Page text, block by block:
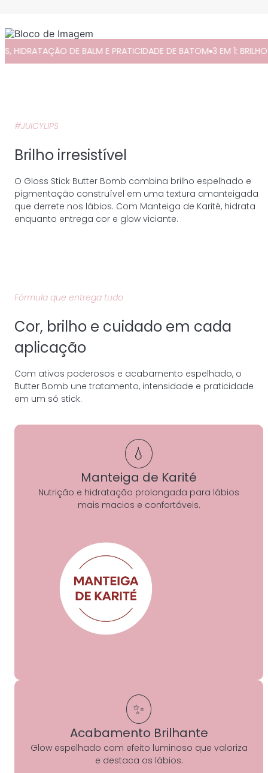
3 EM 1: BRILHO DE GLOSS, HIDRATAÇÃO DE BALM E PRATICIDADE
#JUICYLIPS
Brilho irresistível
O Gloss Stick Butter Bomb combina brilho espelhado e
pigmentação construível em uma textura amanteigada
que derrete nos lábios. Com Manteiga de Karité, hidrata
enquanto entrega cor e glow viciante.
Fórmula que entrega tudo
Cor, brilho e cuidado em cada
aplicação
Com ativos poderosos e acabamento espelhado, o
Butter Bomb une tratamento, intensidade e praticidade
em um só stick.
💧
Manteiga de Karité
Nutrição e hidratação prolongada para lábios
mais macios e confortáveis.
✨
Acabamento Brilhante
Glow espelhado com efeito luminoso que valoriza
e destaca os lábios.